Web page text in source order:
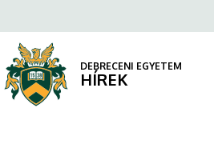
Kürtös
szakmai
nap
a
tartalomra
DEBRECENI EGYETEM
HÍREK